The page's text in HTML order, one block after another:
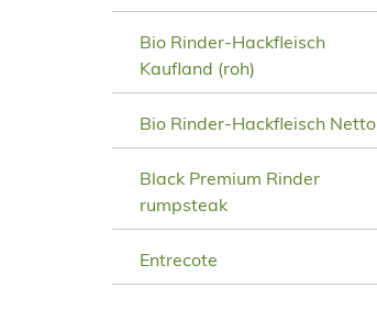
Bio Rinder-Hackfleisch
Kaufland (roh)
Bio Rinder-Hackfleisch Netto
Black Premium Rinder
rumpsteak
Entrecote